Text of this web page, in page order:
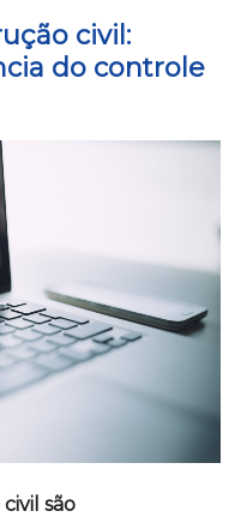
civil:
do controle
são